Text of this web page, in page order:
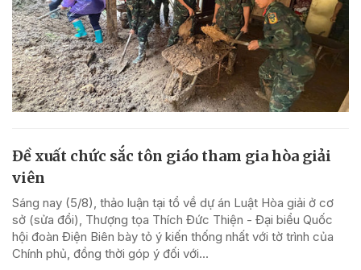
Đề xuất chức sắc tôn giáo tham gia hòa giải
viên
Sáng nay (5/8), thảo luận tại tổ về dự án Luật Hòa giải ở cơ
sở (sửa đổi), Thượng tọa Thích Đức Thiện - Đại biểu Quốc
hội đoàn Điện Biên bày tỏ ý kiến thống nhất với tờ trình của
Chính phủ, đồng thời góp ý đối với...